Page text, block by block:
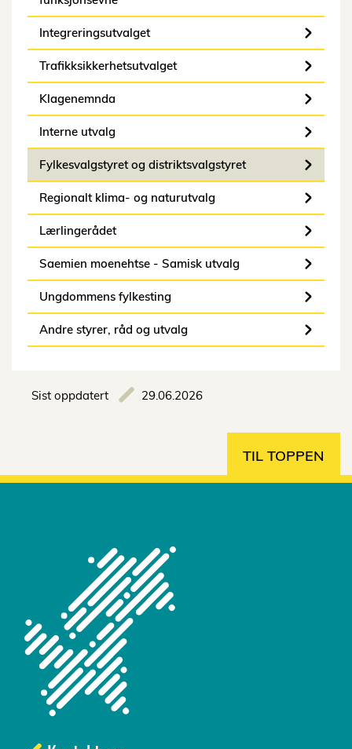
Integreringsutvalget
Trafikksikkerhetsutvalget
Klagenemnda
Interne utvalg
Fylkesvalgstyret og distriktsvalgstyret
Regionalt klima- og naturutvalg
Lærlingerådet
Saemien moenehtse - Samisk utvalg
Ungdommens fylkesting
Andre styrer, råd og utvalg
Sist oppdatert 29.06.2026
TIL TOPPEN